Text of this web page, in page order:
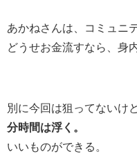
あかねさんは、コミュニ
どうせお金流すなら、身
別に今回は狙ってないけど
分時間は浮く。
いいものができる。